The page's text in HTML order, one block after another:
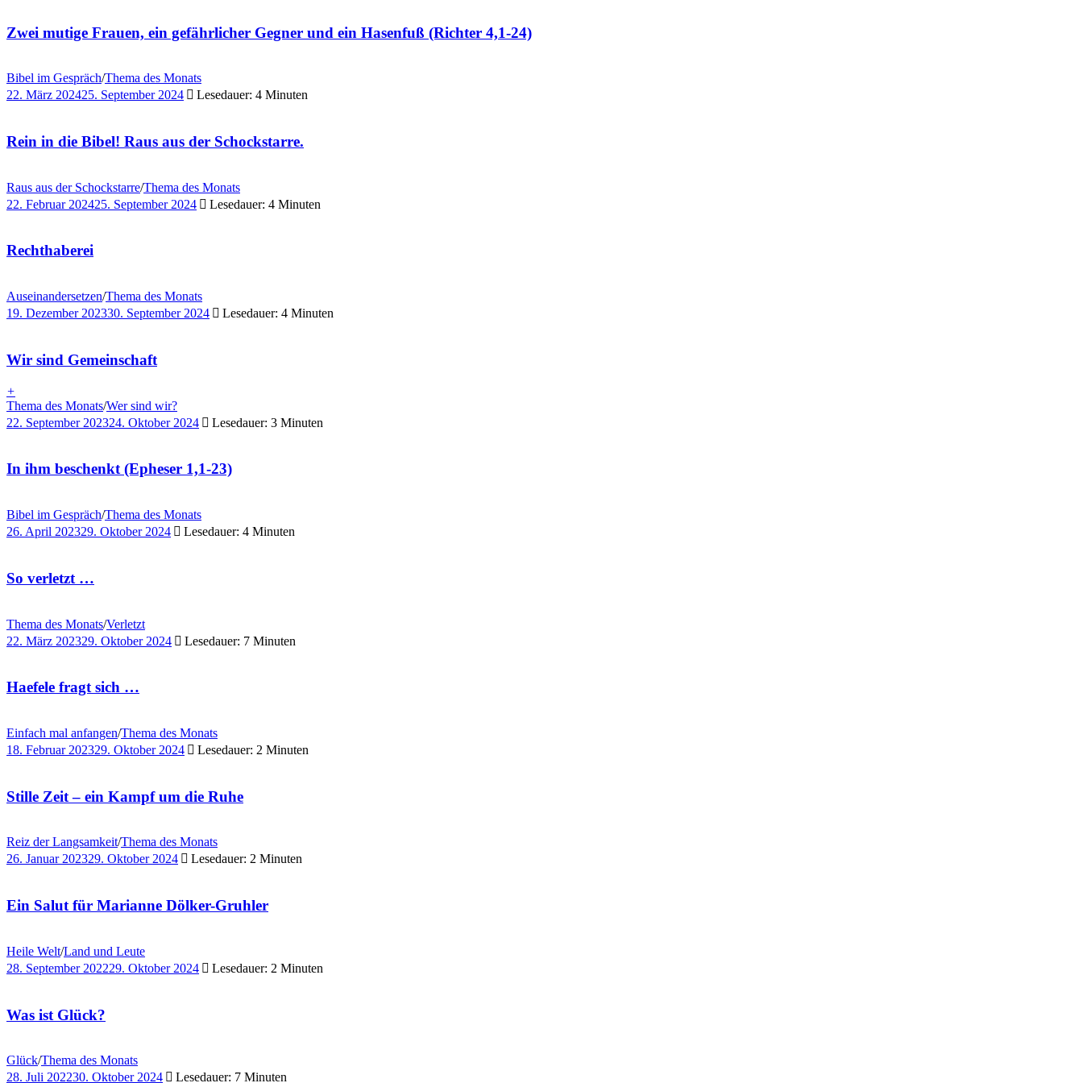
Zwei mutige Frauen, ein gefährlicher Gegner und ein Hasenfuß (Richter 4,1-24)
Bibel im Gespräch/Thema des Monats
22. März 202425. September 2024 Lesedauer: 4 Minuten
Rein in die Bibel! Raus aus der Schockstarre.
Raus aus der Schockstarre/Thema des Monats
22. Februar 202425. September 2024 Lesedauer: 4 Minuten
Rechthaberei
Auseinandersetzen/Thema des Monats
19. Dezember 202330. September 2024 Lesedauer: 4 Minuten
Wir sind Gemeinschaft
+
Thema des Monats/Wer sind wir?
22. September 202324. Oktober 2024 Lesedauer: 3 Minuten
In ihm beschenkt (Epheser 1,1-23)
Bibel im Gespräch/Thema des Monats
26. April 202329. Oktober 2024 Lesedauer: 4 Minuten
So verletzt …
Thema des Monats/Verletzt
22. März 202329. Oktober 2024 Lesedauer: 7 Minuten
Haefele fragt sich …
Einfach mal anfangen/Thema des Monats
18. Februar 202329. Oktober 2024 Lesedauer: 2 Minuten
Stille Zeit – ein Kampf um die Ruhe
Reiz der Langsamkeit/Thema des Monats
26. Januar 202329. Oktober 2024 Lesedauer: 2 Minuten
Ein Salut für Marianne Dölker-Gruhler
Heile Welt/Land und Leute
28. September 202229. Oktober 2024 Lesedauer: 2 Minuten
Was ist Glück?
Glück/Thema des Monats
28. Juli 202230. Oktober 2024 Lesedauer: 7 Minuten